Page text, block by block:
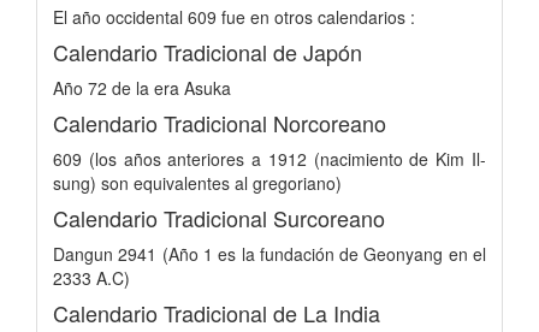
El año occidental 609 fue en otros calendarios :
Calendario Tradicional de Japón
Año 72 de la era Asuka
Calendario Tradicional Norcoreano
609 (los años anteriores a 1912 (nacimiento de Kim Il-
sung) son equivalentes al gregoriano)
Calendario Tradicional Surcoreano
Dangun 2941 (Año 1 es la fundación de Geonyang en el
2333 A.C)
Calendario Tradicional de La India